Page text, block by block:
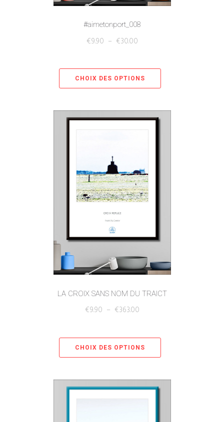
#aimetonport_008
€9.90 – €30.00
CHOIX DES OPTIONS
LA CROIX SANS NOM DU TRAICT
€9.90 – €363.00
CHOIX DES OPTIONS